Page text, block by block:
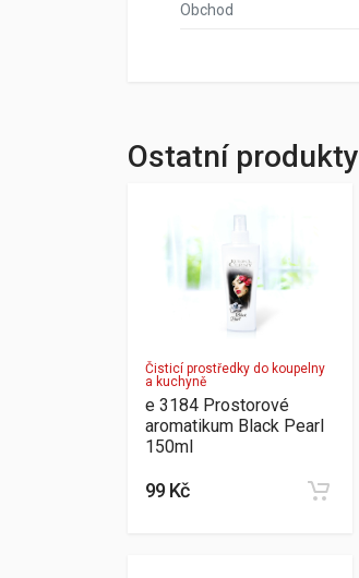
Obchod
Ostatní produkty
Čisticí prostředky do koupelny
a kuchyně
e 3184 Prostorové
aromatikum Black Pearl
150ml
99 Kč